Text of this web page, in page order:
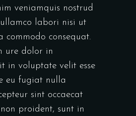
veniamquis nostrud
labori nisi ut
commodo consequat.
ure dolor in
in voluptate velit esse
eu fugiat nulla
sint occaecat
proident, sunt in